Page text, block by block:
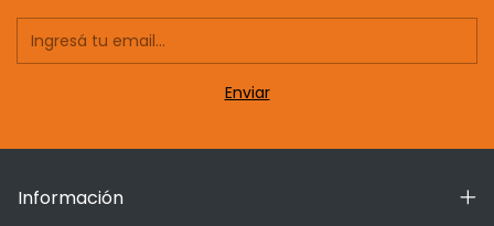
Información